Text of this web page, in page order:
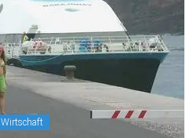
Wirtschaft